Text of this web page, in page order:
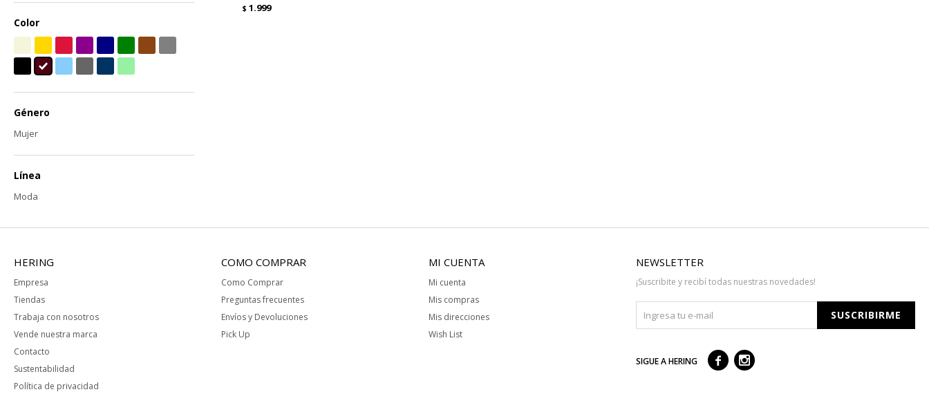
$ 1.999
Color
Género
Mujer
Línea
Moda
HERING
Empresa
Tiendas
Trabaja con nosotros
Vende nuestra marca
Contacto
Sustentabilidad
Política de privacidad
COMO COMPRAR
Como Comprar
Preguntas frecuentes
Envíos y Devoluciones
Pick Up
MI CUENTA
Mi cuenta
Mis compras
Mis direcciones
Wish List
NEWSLETTER
¡Suscribite y recibí todas nuestras novedades!
SUSCRIBIRME
SIGUE A HERING  